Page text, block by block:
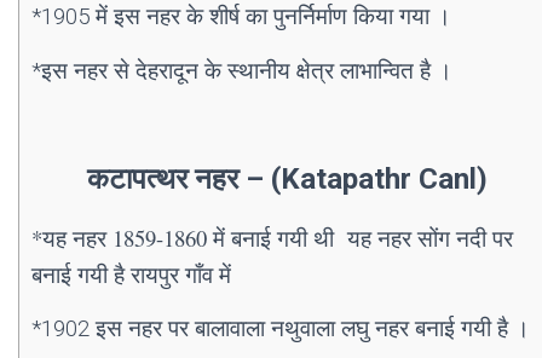
*1905 में इस नहर के शीर्ष का पुनर्निर्माण किया गया ।
*इस नहर से देहरादून के स्थानीय क्षेत्र लाभान्वित है ।
कटापत्थर नहर – (Katapathr Canl)
*यह नहर 1859-1860 में बनाई गयी थी यह नहर सोंग नदी पर
बनाई गयी है रायपुर गाँव में
*1902 इस नहर पर बालावाला नथुवाला लघु नहर बनाई गयी है ।